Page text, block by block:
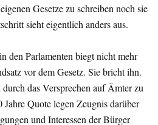
Gesetze zu schreiben noch sie
sieht eigentlich anders aus.
den Parlamenten biegt nicht mehr
vor dem Gesetz. Sie bricht ihn.
das Versprechen auf Ämter zu
Quote legen Zeugnis darüber
und Interessen der Bürger